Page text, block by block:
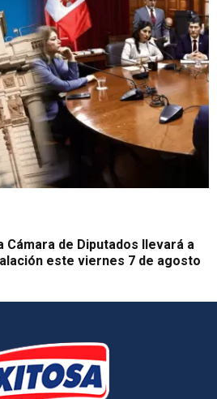
Cámara de Diputados llevará a
este viernes 7 de agosto